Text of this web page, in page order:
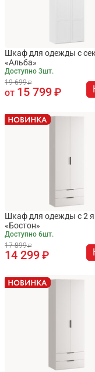
Шкаф для одежды с
«Альба»
Доступно 3шт.
19 699
от 15 799
Шкаф для одежды с 2
«Бостон»
Доступно 6шт.
17 899
14 299